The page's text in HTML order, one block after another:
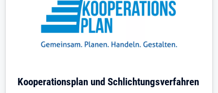
Kooperationsplan und Schlichtungsverfahren